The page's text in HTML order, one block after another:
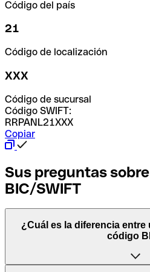
Código del país
21
Código de localización
XXX
Código de sucursal
Código SWIFT:
RRPANL21XXX
Copiar
Sus preguntas
BIC/SWIFT
¿Cuál es la diferencia entre
código